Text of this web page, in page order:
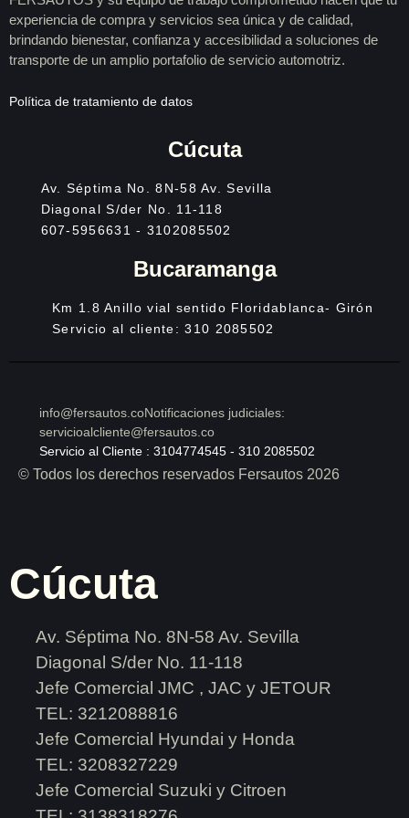
experiencia de compra y servicios sea única y de calidad,
brindando bienestar, confianza y accesibilidad a soluciones de
transporte de un amplio portafolio de servicio automotriz.
Política de tratamiento de datos
Cúcuta
Av. Séptima No. 8N-58 Av. Sevilla
Diagonal S/der No. 11-118
607-5956631 - 3102085502
Bucaramanga
Km 1.8 Anillo vial sentido Floridablanca- Girón
Servicio al cliente: 310 2085502
info@fersautos.coNotificaciones judiciales:
servicioalcliente@fersautos.co
Servicio al Cliente : 3104774545 - 310 2085502
© Todos los derechos reservados Fersautos 2026
Cúcuta
Av. Séptima No. 8N-58 Av. Sevilla
Diagonal S/der No. 11-118
Jefe Comercial JMC , JAC y JETOUR
TEL: 3212088816
Jefe Comercial Hyundai y Honda
TEL: 3208327229
Jefe Comercial Suzuki y Citroen